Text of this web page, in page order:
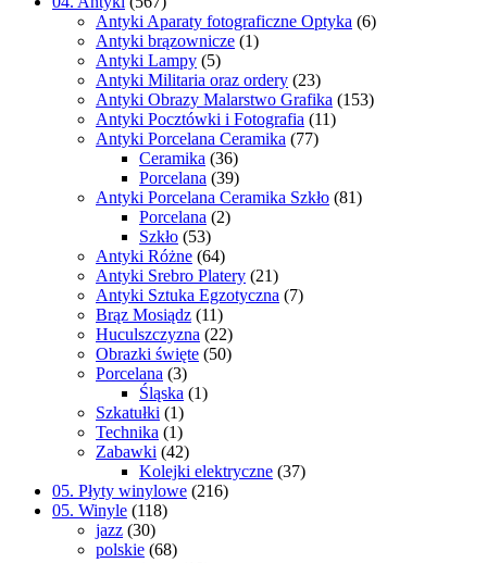
Antyki Aparaty fotograficzne Optyka (6)
Antyki brązownicze (1)
Antyki Lampy (5)
Antyki Militaria oraz ordery (23)
Antyki Obrazy Malarstwo Grafika (153)
Antyki Pocztówki i Fotografia (11)
Antyki Porcelana Ceramika (77)
Ceramika (36)
Porcelana (39)
Antyki Porcelana Ceramika Szkło (81)
Porcelana (2)
Szkło (53)
Antyki Różne (64)
Antyki Srebro Platery (21)
Antyki Sztuka Egzotyczna (7)
Brąz Mosiądz (11)
Huculszczyzna (22)
Obrazki święte (50)
Porcelana (3)
Śląska (1)
Szkatułki (1)
Technika (1)
Zabawki (42)
Kolejki elektryczne (37)
05. Płyty winylowe (216)
05. Winyle (118)
jazz (30)
polskie (68)